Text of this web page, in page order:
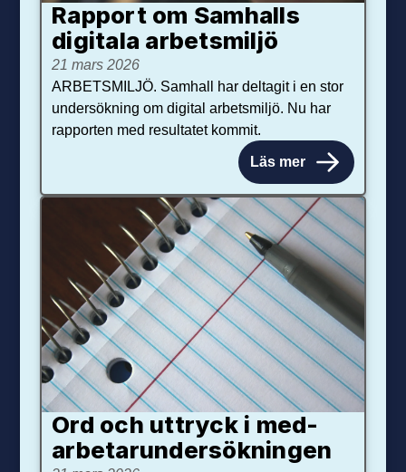
Rapport om Samhalls
digitala arbetsmiljö
21 mars 2026
ARBETSMILJÖ. Samhall har deltagit i en stor
undersökning om digital arbetsmiljö. Nu har
rapporten med resultatet kommit.
Läs mer
Ord och uttryck i med­­
arbetar­­under­sökningen